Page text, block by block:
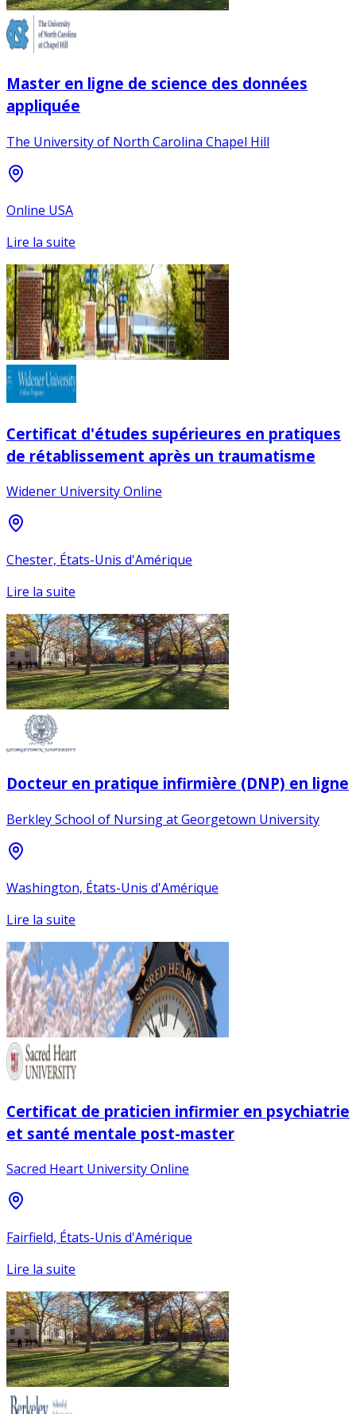
Master en ligne de science des données
appliquée
The University of North Carolina Chapel Hill
Online USA
Lire la suite
Certificat d'études supérieures en pratiques
de rétablissement après un traumatisme
Widener University Online
Chester, États-Unis d'Amérique
Lire la suite
Docteur en pratique infirmière (DNP) en ligne
Berkley School of Nursing at Georgetown University
Washington, États-Unis d'Amérique
Lire la suite
Certificat de praticien infirmier en psychiatrie
et santé mentale post-master
Sacred Heart University Online
Fairfield, États-Unis d'Amérique
Lire la suite